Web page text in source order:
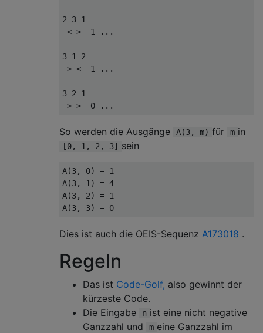
2 3 1
< >  1 ...
3 1 2
> <  1 ...
3 2 1
So werden die Ausgänge A(3, m) für m in
[0, 1, 2, 3] sein
A(3, 0) = 1
A(3, 1) = 4
A(3, 2) = 1
Dies ist auch die OEIS-Sequenz A173018 .
Regeln
Das ist Code-Golf, also gewinnt der
kürzeste Code.
Die Eingabe
n ist eine nicht negative
Ganzzahl und
m eine Ganzzahl im